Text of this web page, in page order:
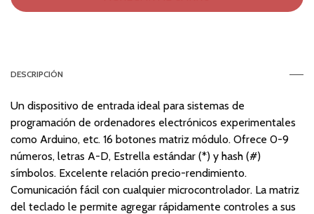
DESCRIPCIÓN
Un dispositivo de entrada ideal para sistemas de
programación de ordenadores electrónicos experimentales
como Arduino, etc. 16 botones matriz módulo. Ofrece 0-9
números, letras A-D, Estrella estándar (*) y hash (#)
símbolos. Excelente relación precio-rendimiento.
Comunicación fácil con cualquier microcontrolador. La matriz
del teclado le permite agregar rápidamente controles a sus